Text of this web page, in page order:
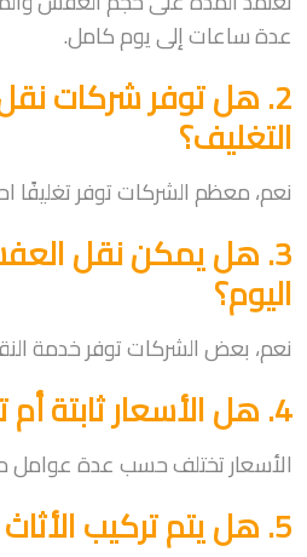
عدة ساعات إلى يوم كامل.
2. هل توفر شركات
التغليف؟
نعم، معظم الشركات توفر تغليفًا
3. هل يمكن نقل
اليوم؟
نعم، بعض الشركات توفر خدمة
4. هل الأسعار ثابتة أم تختلف؟
الأسعار تختلف حسب عدة عوامل
5. هل يتم تركيب الأثاث بعد النقل؟